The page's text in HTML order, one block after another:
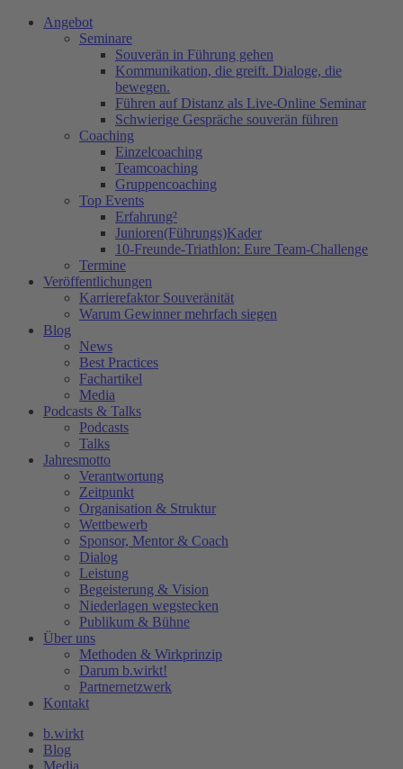
Angebot
Seminare
Souverän in Führung gehen
Kommunikation, die greift. Dialoge, die
bewegen.
Führen auf Distanz als Live-Online Seminar
Schwierige Gespräche souverän führen
Coaching
Einzelcoaching
Teamcoaching
Gruppencoaching
Top Events
Erfahrung²
Junioren(Führungs)Kader
10-Freunde-Triathlon: Eure Team-Challenge
Termine
Veröffentlichungen
Karrierefaktor Souveränität
Warum Gewinner mehrfach siegen
Blog
News
Best Practices
Fachartikel
Media
Podcasts & Talks
Podcasts
Talks
Jahresmotto
Verantwortung
Zeitpunkt
Organisation & Struktur
Wettbewerb
Sponsor, Mentor & Coach
Dialog
Leistung
Begeisterung & Vision
Niederlagen wegstecken
Publikum & Bühne
Über uns
Methoden & Wirkprinzip
Darum b.wirkt!
Partnernetzwerk
Kontakt
b.wirkt
Blog
Media